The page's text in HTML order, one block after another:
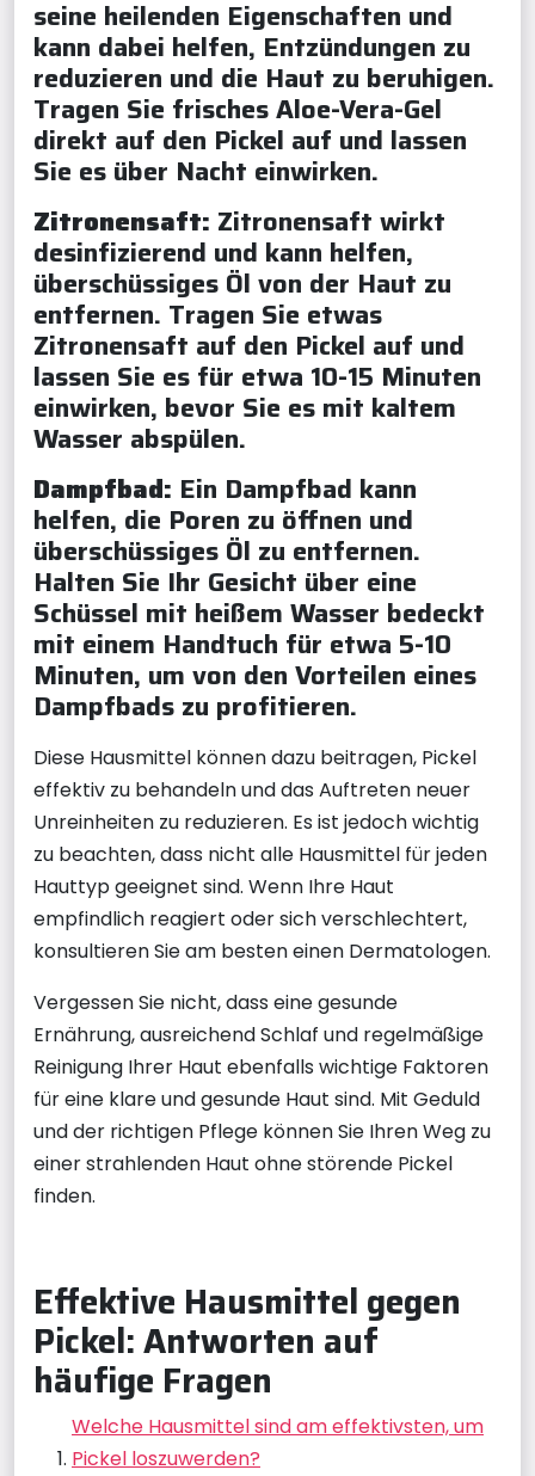
seine heilenden Eigenschaften und
kann dabei helfen, Entzündungen zu
reduzieren und die Haut zu beruhigen.
Tragen Sie frisches Aloe-Vera-Gel
direkt auf den Pickel auf und lassen
Sie es über Nacht einwirken.
Zitronensaft: Zitronensaft wirkt
desinfizierend und kann helfen,
überschüssiges Öl von der Haut zu
entfernen. Tragen Sie etwas
Zitronensaft auf den Pickel auf und
lassen Sie es für etwa 10-15 Minuten
einwirken, bevor Sie es mit kaltem
Wasser abspülen.
Dampfbad: Ein Dampfbad kann
helfen, die Poren zu öffnen und
überschüssiges Öl zu entfernen.
Halten Sie Ihr Gesicht über eine
Schüssel mit heißem Wasser bedeckt
mit einem Handtuch für etwa 5-10
Minuten, um von den Vorteilen eines
Dampfbads zu profitieren.
Diese Hausmittel können dazu beitragen, Pickel
effektiv zu behandeln und das Auftreten neuer
Unreinheiten zu reduzieren. Es ist jedoch wichtig
zu beachten, dass nicht alle Hausmittel für jeden
Hauttyp geeignet sind. Wenn Ihre Haut
empfindlich reagiert oder sich verschlechtert,
konsultieren Sie am besten einen Dermatologen.
Vergessen Sie nicht, dass eine gesunde
Ernährung, ausreichend Schlaf und regelmäßige
Reinigung Ihrer Haut ebenfalls wichtige Faktoren
für eine klare und gesunde Haut sind. Mit Geduld
und der richtigen Pflege können Sie Ihren Weg zu
einer strahlenden Haut ohne störende Pickel
finden.
Effektive Hausmittel gegen
Pickel: Antworten auf
häufige Fragen
Welche Hausmittel sind am effektivsten, um
Pickel loszuwerden?